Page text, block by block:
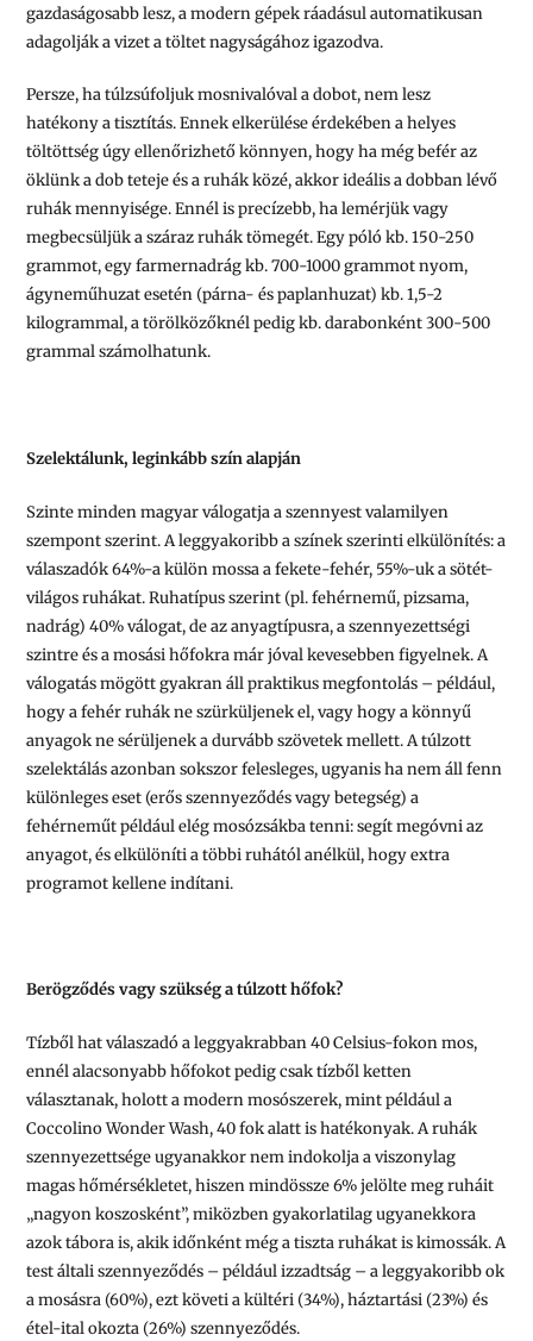
gazdaságosabb lesz, a modern gépek ráadásul automatikusan
adagolják a vizet a töltet nagyságához igazodva.
Persze, ha túlzsúfoljuk mosnivalóval a dobot, nem lesz
hatékony a tisztítás. Ennek elkerülése érdekében a helyes
töltöttség úgy ellenőrizhető könnyen, hogy ha még befér az
öklünk a dob teteje és a ruhák közé, akkor ideális a dobban lévő
ruhák mennyisége. Ennél is precízebb, ha lemérjük vagy
megbecsüljük a száraz ruhák tömegét. Egy póló kb. 150-250
grammot, egy farmernadrág kb. 700-1000 grammot nyom,
ágyneműhuzat esetén (párna- és paplanhuzat) kb. 1,5-2
kilogrammal, a törölközőknél pedig kb. darabonként 300-500
grammal számolhatunk.
Szelektálunk, leginkább szín alapján
Szinte minden magyar válogatja a szennyest valamilyen
szempont szerint. A leggyakoribb a színek szerinti elkülönítés: a
válaszadók 64%-a külön mossa a fekete-fehér, 55%-uk a sötét-
világos ruhákat. Ruhatípus szerint (pl. fehérnemű, pizsama,
nadrág) 40% válogat, de az anyagtípusra, a szennyezettségi
szintre és a mosási hőfokra már jóval kevesebben figyelnek. A
válogatás mögött gyakran áll praktikus megfontolás – például,
hogy a fehér ruhák ne szürküljenek el, vagy hogy a könnyű
anyagok ne sérüljenek a durvább szövetek mellett. A túlzott
szelektálás azonban sokszor felesleges, ugyanis ha nem áll fenn
különleges eset (erős szennyeződés vagy betegség) a
fehérneműt például elég mosózsákba tenni: segít megóvni az
anyagot, és elkülöníti a többi ruhától anélkül, hogy extra
programot kellene indítani.
Berögződés vagy szükség a túlzott hőfok?
Tízből hat válaszadó a leggyakrabban 40 Celsius-fokon mos,
ennél alacsonyabb hőfokot pedig csak tízből ketten
választanak, holott a modern mosószerek, mint például a
Coccolino Wonder Wash, 40 fok alatt is hatékonyak. A ruhák
szennyezettsége ugyanakkor nem indokolja a viszonylag
magas hőmérsékletet, hiszen mindössze 6% jelölte meg ruháit
„nagyon koszosként”, miközben gyakorlatilag ugyanekkora
azok tábora is, akik időnként még a tiszta ruhákat is kimossák. A
test általi szennyeződés – például izzadtság – a leggyakoribb ok
a mosásra (60%), ezt követi a kültéri (34%), háztartási (23%) és
étel-ital okozta (26%) szennyeződés.